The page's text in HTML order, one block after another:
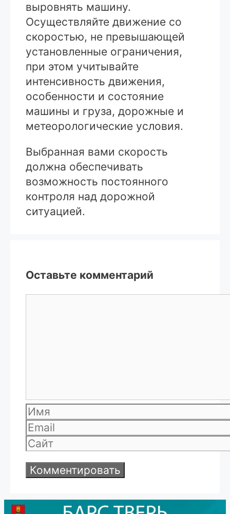
выровнять машину.
Осуществляйте движение со
скоростью, не превышающей
установленные ограничения,
при этом учитывайте
интенсивность движения,
особенности и состояние
машины и груза, дорожные и
метеорологические условия.
Выбранная вами скорость
должна обеспечивать
возможность постоянного
контроля над дорожной
ситуацией.
Оставьте комментарий
Имя
Email
Сайт